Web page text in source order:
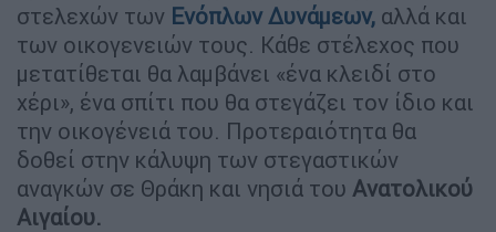
στελεχών των Ενόπλων Δυνάμεων, αλλά και
των οικογενειών τους. Κάθε στέλεχος που
μετατίθεται θα λαμβάνει «ένα κλειδί στο
χέρι», ένα σπίτι που θα στεγάζει τον ίδιο και
την οικογένειά του. Προτεραιότητα θα
δοθεί στην κάλυψη των στεγαστικών
αναγκών σε Θράκη και νησιά του Ανατολικού
Αιγαίου.